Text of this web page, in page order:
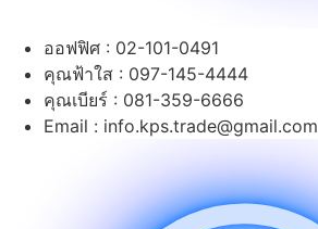
ออฟฟิศ : 02-101-0491
คุณฟ้าใส : 097-145-4444
คุณเบียร์ : 081-359-6666
Email : info.kps.trade@gmail.com